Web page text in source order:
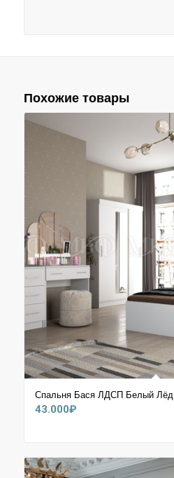
Похожие товары
Спальня Бася ЛДСП Белый Лёд
43.000₽